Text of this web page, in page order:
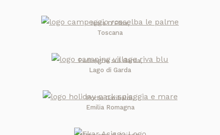
Isola D'Elba,
Toscana
Padenghe sul Garda,
Lago di Garda
Porto Garibaldi,
Emilia Romagna